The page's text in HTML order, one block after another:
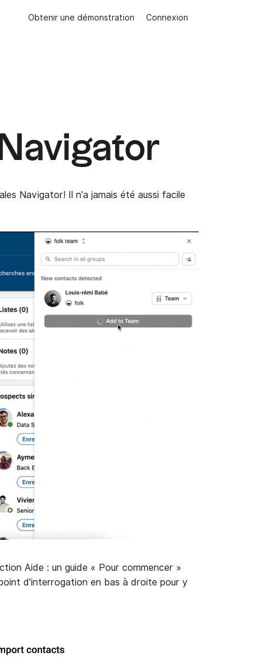
Obtenir une démonstration Connexion
Navigator! Il n'a jamais été aussi facile
Aide : un guide « Pour commencer »
d'interrogation en bas à droite pour y